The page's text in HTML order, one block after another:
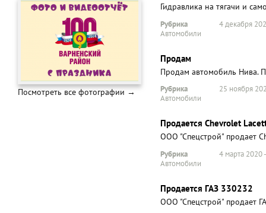
Гидравлика на тягачи и
Рубрика
Автомобили
4 декабря
Продам
Продам автомобиль Нива.
Рубрика
Автомобили
25 ноября
Продается Chevrolet
ООО "Спецстрой" продает
Рубрика
Автомобили
4 марта 2020
Продается ГАЗ 330232
ООО "Спецстрой" продает
Посмотреть все фотографии →